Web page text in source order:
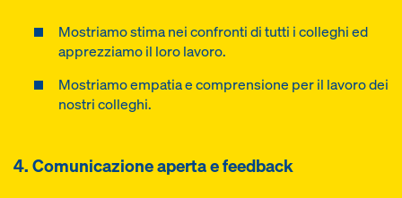
Mostriamo stima nei confronti di tutti i colleghi ed
apprezziamo il loro lavoro.
Mostriamo empatia e comprensione per il lavoro dei
nostri colleghi.
4. Comunicazione aperta e feedback